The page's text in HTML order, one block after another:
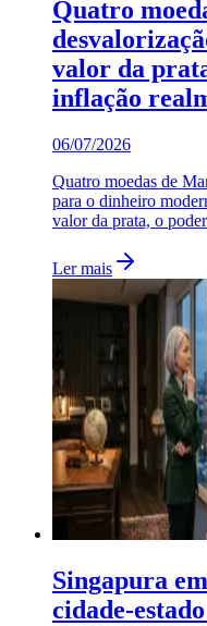
Quatro
valor da
inflação
06/07/2026
Quatro moedas de
para o dinheiro
valor da prata, o
Ler mais
Singapura
cidade-